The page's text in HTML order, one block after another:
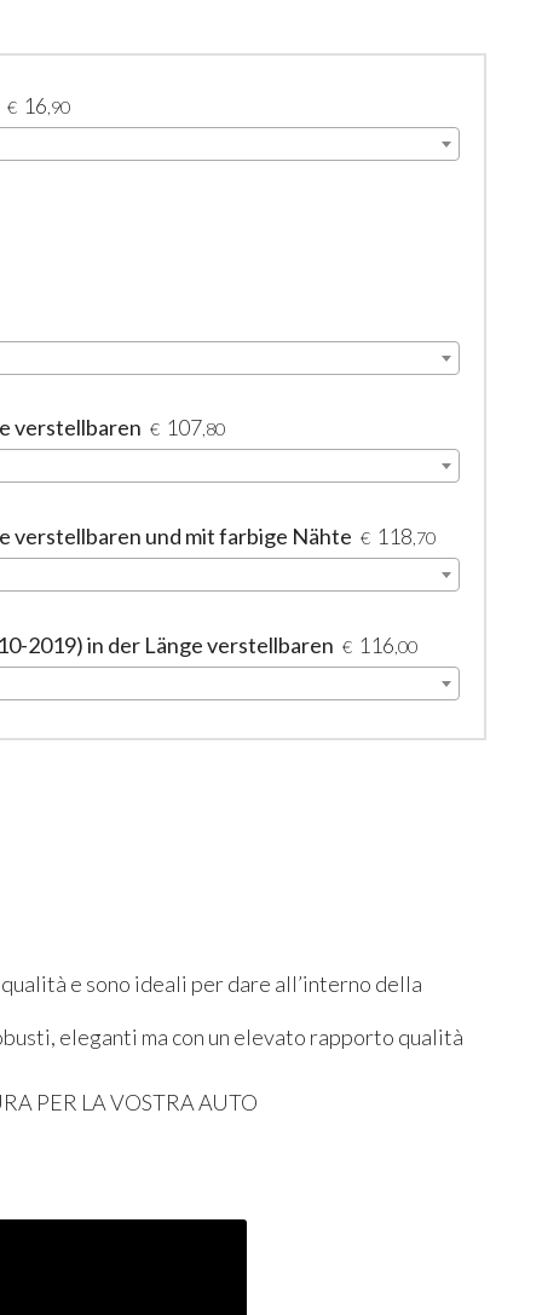
€ 16 ,90
verstellbaren € 107 ,80
verstellbaren und mit farbige Nähte € 118 ,70
2019) in der Länge verstellbaren € 116 ,00
e sono ideali per dare all’interno della
eleganti ma con un elevato rapporto qualità
PER LAVOSTRAAUTO